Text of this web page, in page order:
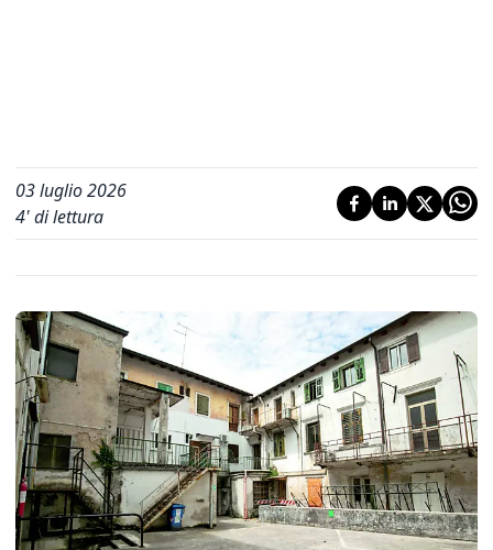
03 luglio 2026
4' di lettura